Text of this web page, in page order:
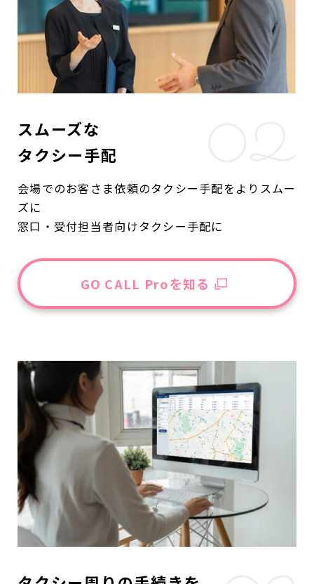
スムーズな
タクシー手配
会場でのお客さま依頼のタクシー手配をよりスムー
ズに
窓口・受付担当者向けタクシー手配に